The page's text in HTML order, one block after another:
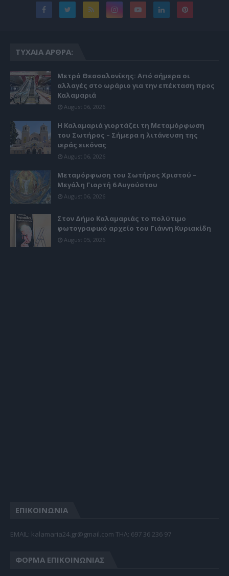
ΤΥΧΑΊΑ ΆΡΘΡΑ:
Μετρό Θεσσαλονίκης: Από σήμερα οι
αλλαγές στο ωράριο για την επέκταση προς
Καλαμαριά
August 06, 2026
Η Καλαμαριά γιορτάζει τη Μεταμόρφωση
του Σωτήρος – Σήμερα η λιτάνευση της
ιεράς εικόνας
August 06, 2026
Μεταμόρφωση του Σωτήρος Χριστού –
Μεγάλη Γιορτή 6 Αυγούστου
August 06, 2026
Στον Δήμο Καλαμαριάς το πολύτιμο
φωτογραφικό αρχείο του Γιάννη Κυριακίδη
August 05, 2026
ΕΠΙΚΟΙΝΩΝΙΑ
EMAIL: kalamaria24.gr@gmail.com TΗΛ: 697 36 236 97
ΦΌΡΜΑ ΕΠΙΚΟΙΝΩΝΊΑΣ